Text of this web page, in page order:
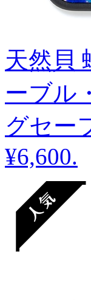
天然貝
ーブル
グセー
¥6,600.